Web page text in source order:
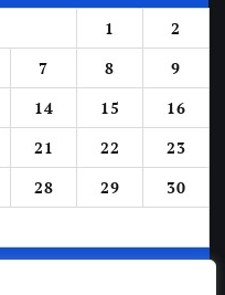
1
2
7 8
9
14 15
16
21 22
23
28 29
30